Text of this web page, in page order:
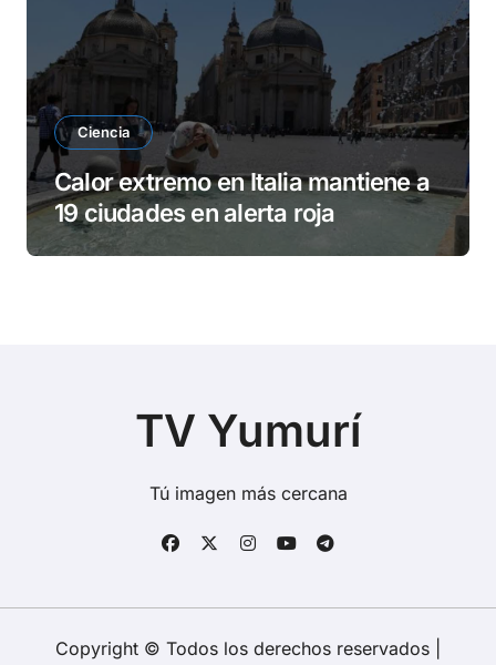
Ciencia
Calor extremo en Italia mantiene a
19 ciudades en alerta roja
TV Yumurí
Tú imagen más cercana
Copyright © Todos los derechos reservados